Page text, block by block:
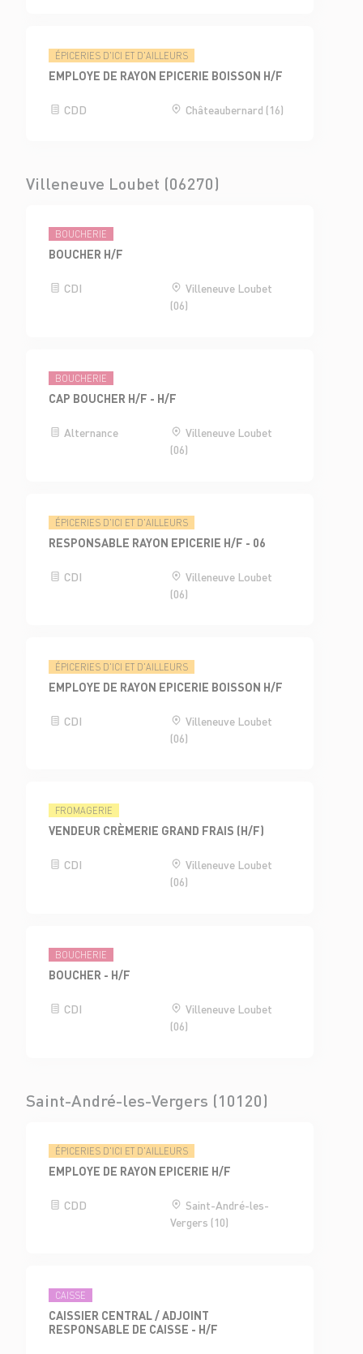
ÉPICERIES D'ICI ET D'AILLEURS
EMPLOYE DE RAYON EPICERIE BOISSON H/F
CDD Châteaubernard (16)
Villeneuve Loubet (06270)
BOUCHERIE
BOUCHER H/F
CDI
Villeneuve Loubet
(06)
BOUCHERIE
CAP BOUCHER H/F - H/F
Alternance
Villeneuve Loubet
(06)
ÉPICERIES D'ICI ET D'AILLEURS
RESPONSABLE RAYON EPICERIE H/F - 06
CDI
Villeneuve Loubet
(06)
ÉPICERIES D'ICI ET D'AILLEURS
EMPLOYE DE RAYON EPICERIE BOISSON H/F
CDI
Villeneuve Loubet
(06)
FROMAGERIE
VENDEUR CRÈMERIE GRAND FRAIS (H/F)
CDI
Villeneuve Loubet
(06)
BOUCHERIE
BOUCHER - H/F
CDI
Villeneuve Loubet
(06)
Saint-André-les-Vergers (10120)
ÉPICERIES D'ICI ET D'AILLEURS
EMPLOYE DE RAYON EPICERIE H/F
CDD
Saint-André-les-
Vergers (10)
CAISSE
CAISSIER CENTRAL / ADJOINT
RESPONSABLE DE CAISSE - H/F